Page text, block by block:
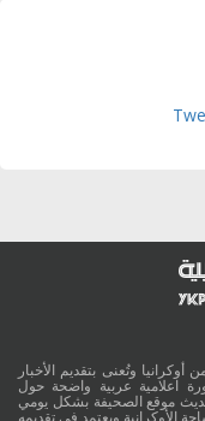
وتُعنى بتقديم الأخبار
اعلامية عربية واضحة حول
موقع الصحيفة بشكل يومي
الأوكرانية ويعتمد في تقديمه